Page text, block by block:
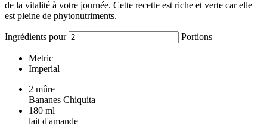
de la vitalité à votre journée. Cette recette est riche et verte car elle
est pleine de phytonutriments.
Ingrédients pour Portions
Metric
Imperial
2 mûre
Bananes Chiquita
180 ml
lait d'amande